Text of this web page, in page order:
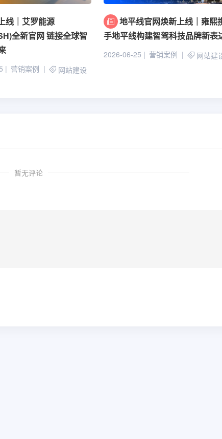
线｜艾罗能源
全新官网 链接全球智
营销案例 网站建设
地平线官网焕新上线｜雍熙
手地平线构建智驾科技品牌新表
2026-06-25 营销案例 网站建
暂无评论